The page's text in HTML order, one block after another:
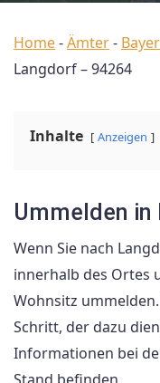
Home-Ämter-
Langdorf – 94264
Inhalte Anzeigen
Ummelden
Wenn Sie nach
innerhalb des Ortes
Wohnsitz
Schritt, der dazu
Informationen bei